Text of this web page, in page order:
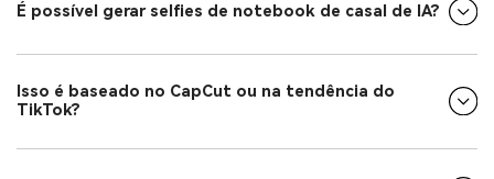
É possível gerar selfies de notebook de casal de IA?
Isso é baseado no CapCut ou na tendência do
TikTok?